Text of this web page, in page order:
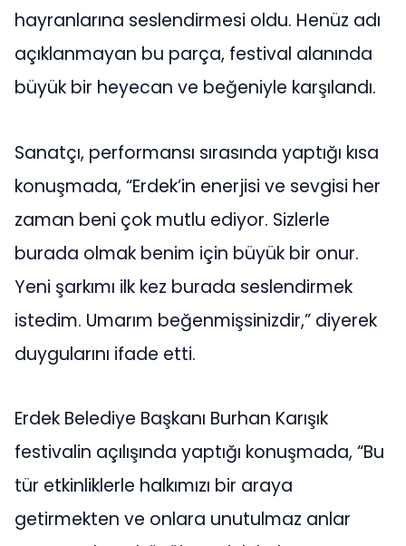
hayranlarına seslendirmesi oldu. Henüz adı
açıklanmayan bu parça, festival alanında
büyük bir heyecan ve beğeniyle karşılandı.
Sanatçı, performansı sırasında yaptığı kısa
konuşmada, “Erdek’in enerjisi ve sevgisi her
zaman beni çok mutlu ediyor. Sizlerle
burada olmak benim için büyük bir onur.
Yeni şarkımı ilk kez burada seslendirmek
istedim. Umarım beğenmişsinizdir,” diyerek
duygularını ifade etti.
Erdek Belediye Başkanı Burhan Karışık
festivalin açılışında yaptığı konuşmada, “Bu
tür etkinliklerle halkımızı bir araya
getirmekten ve onlara unutulmaz anlar